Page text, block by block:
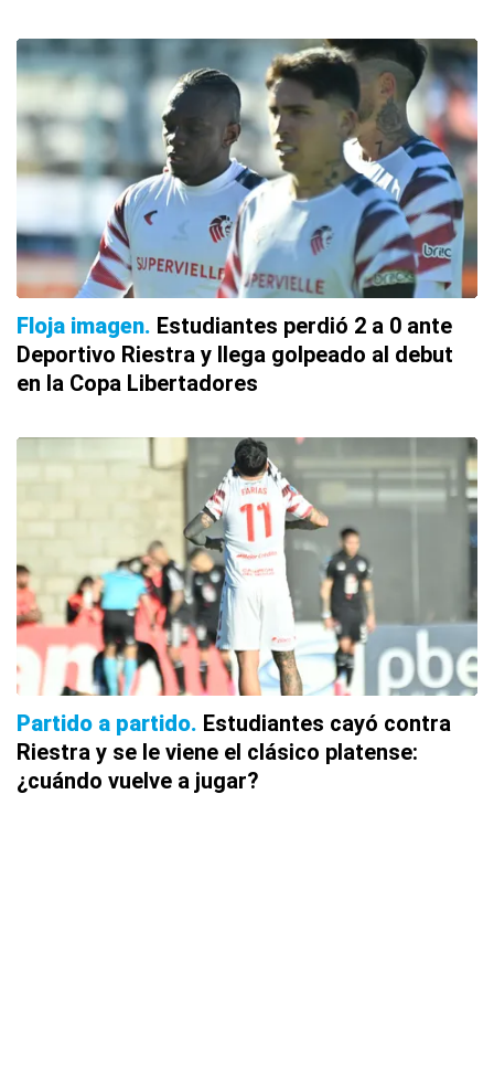
Floja imagen Estudiantes perdió 2 a 0 ante
Deportivo Riestra y llega golpeado al debut
en la Copa Libertadores
Partido a partido Estudiantes cayó contra
Riestra y se le viene el clásico platense:
¿cuándo vuelve a jugar?